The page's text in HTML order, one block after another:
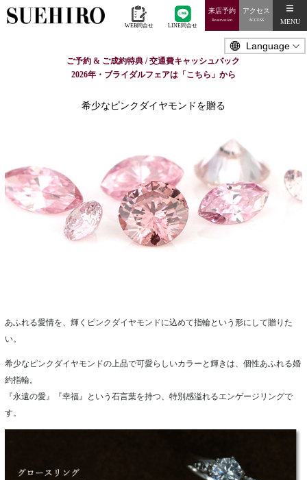
WEB問合せ LINE問合せ
来店予約
Reservation
アクセス
ACCESS MENU
ご予約 & ご成約特典 / 交通費キャッシュバック
2026年・ブライダルフェアは「こちら」から
希少なピンクダイヤモンドを贈る
あふれる愛情を、輝くピンクダイヤモンドに込めて指輪という形にして贈りた
い。
希少なピンクダイヤモンドの上品で可愛らしいカラーと輝きは、個性あふれる婚
約指輪。
『永遠の愛』『幸福』という石言葉を持つ、特別感溢れるエンゲージリングで
す。